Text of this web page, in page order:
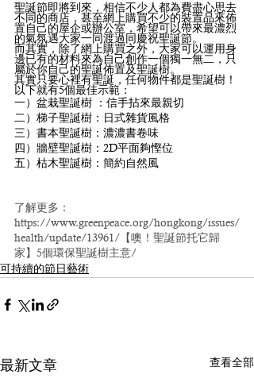
聖誕節即將到來，相信不少人都為費盡心思去
不同的商店，甚至網上購買不少的裝置品來佈
置自己的屋企或辦公室，希望可以帶來最濃烈
的氣氛遇大家一同渡過同慶祝聖誕節。
而其實，除了網上購買之外，大家可以運用身
邊已有的材料來為自己創作一個獨一無二，只
屬於你自己的聖誕佈置及聖誕樹。
其實只要心裡有聖誕，任何物件都是聖誕樹！
以下就有5個最佳示範：
一）盆栽聖誕樹 ：信手拈來最親切
二）梯子聖誕樹：日式雜貨風格
三）書本聖誕樹：濃濃書卷味
四）牆壁聖誕樹：2D平面夠慳位
五）枯木聖誕樹：簡約自然風
了解更多：
https://www.greenpeace.org/hongkong/issues/
health/update/13961/【噢！聖誕節托它歸
家】5個環保聖誕樹主意/
可持續的節日藝術
最新文章 查看全部